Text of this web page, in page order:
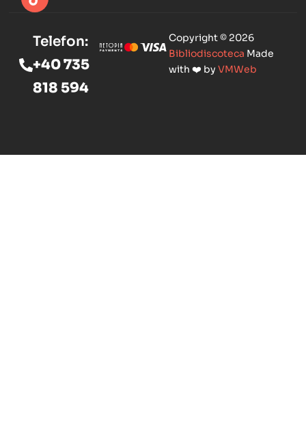
Copyright © 2026
Bibliodiscoteca Made
with ❤️ by VMWeb
Telefon:
+40 735
818 594